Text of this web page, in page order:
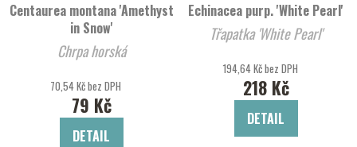
Centaurea montana 'Amethyst
in Snow'
Chrpa horská
70,54 Kč bez DPH
79 Kč
DETAIL
Echinacea purp. 'White Pearl'
Třapatka 'White Pearl'
194,64 Kč bez DPH
218 Kč
DETAIL